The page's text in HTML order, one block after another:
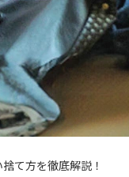
捨て方を徹底解説！
捨て方を徹底解
て方を徹底解説！
捨て方を徹底解